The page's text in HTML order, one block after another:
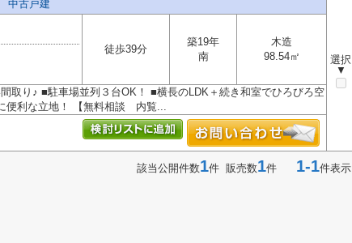
中古戸建
選択
▼
徒歩39分
築19年
南
木造
98.54㎡
取り♪ ■駐車場並列３台OK！ ■横長のLDK＋続き和室でひろびろ空
便利な立地！ 【無料相談 内覧...
該当公開件数1件 販売数1件 1-1件表示